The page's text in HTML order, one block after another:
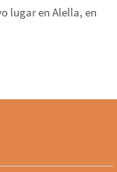
lugar en Alella, en